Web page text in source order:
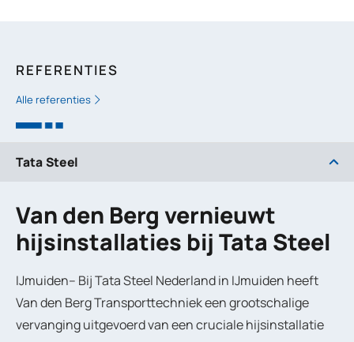
REFERENTIES
Alle referenties
Tata Steel
Van den Berg vernieuwt
hijsinstallaties bij Tata Steel
IJmuiden– Bij Tata Steel Nederland in IJmuiden heeft
Van den Berg Transporttechniek een grootschalige
vervanging uitgevoerd van een cruciale hijsinstallatie